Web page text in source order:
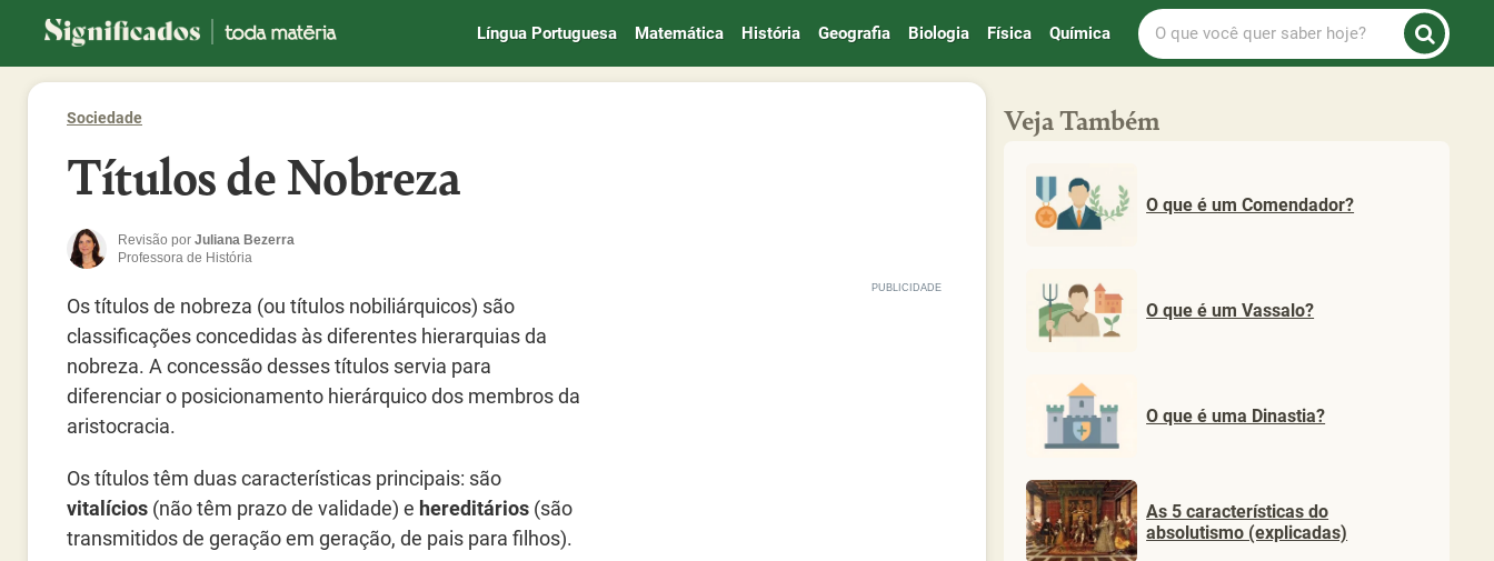
Significados
Língua Portuguesa Matemática História Geografia Biologia Física Química
O
que
você
saber
Sociedade
Títulos de Nobreza
Revisão por Juliana Bezerra
Professora de História
Os títulos de nobreza (ou títulos nobiliárquicos) são
classificações concedidas às diferentes hierarquias da
nobreza. A concessão desses títulos servia para
diferenciar o posicionamento hierárquico dos membros da
aristocracia.
Os títulos têm duas características principais: são
vitalícios (não têm prazo de validade) e hereditários (são
transmitidos de geração em geração, de pais para filhos).
Veja Também
O que é um Comendador?
O que é um Vassalo?
O que é uma Dinastia?
As 5 características do
absolutismo (explicadas)